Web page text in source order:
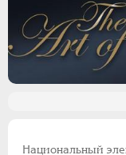
Национальный